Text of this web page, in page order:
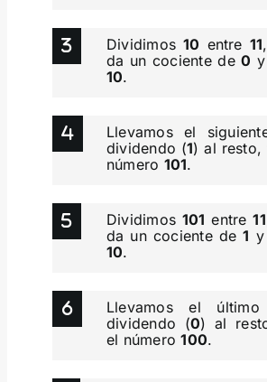
Dividimos10 entre 11
da un cociente de0
10.
Llevamos el
dividendo (1) al resto,
número 101.
Dividimos 101 entre11
da un cociente de1
10.
Llevamos el
dividendo (0) al
el número100.